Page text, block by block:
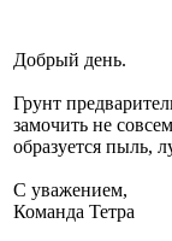
Добрый день.
Грунт
замочить не
образуется пыль,
С уважением,
Команда Тетра